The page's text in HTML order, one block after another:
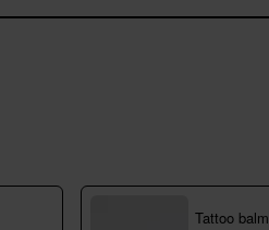
Tattoo balm